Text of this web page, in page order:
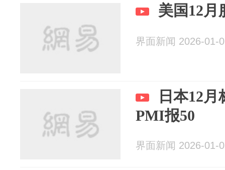
美国12月
界面新闻 2026-01-
日本12
PMI报50
界面新闻 2026-01-